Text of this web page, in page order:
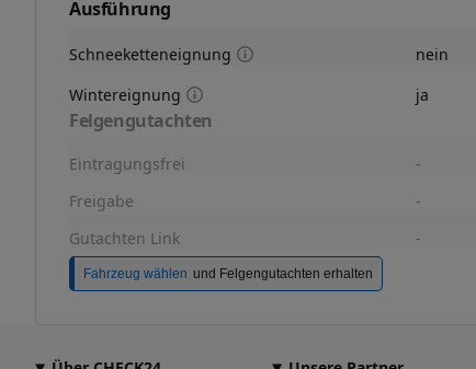
Ausführung
Schneeketteneignung
nein
Wintereignung
ja
Felgengutachten
Eintragungsfrei
-
Freigabe
-
Gutachten Link
-
Fahrzeug wählen und Felgengutachten erhalten